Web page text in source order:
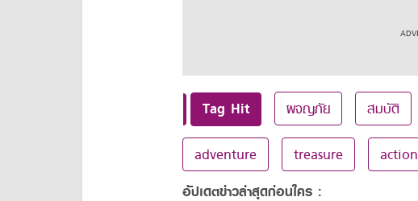
Tag Hit ผจญภัย สมบัติ
adventure treasure action
อัปเดตข่าวล่าสุดก่อนใคร :